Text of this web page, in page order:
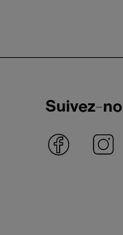
Suivez-